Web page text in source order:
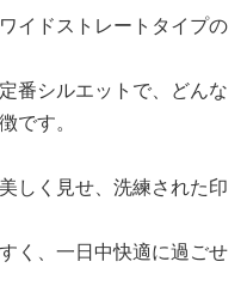
イドストレートタイプの
番シルエットで、どんな
です。
しく見せ、洗練された印
く、一日中快適に過ごせ